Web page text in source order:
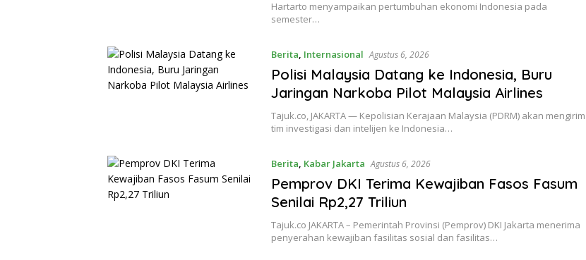
Hartarto menyampaikan pertumbuhan ekonomi Indonesia pada
semester…
Berita, Internasional Agustus 6, 2026
Polisi Malaysia Datang ke Indonesia, Buru
Jaringan Narkoba Pilot Malaysia Airlines
Tajuk.co, JAKARTA — Kepolisian Kerajaan Malaysia (PDRM) akan mengirim
tim investigasi dan intelijen ke Indonesia…
Berita, Kabar Jakarta Agustus 6, 2026
Pemprov DKI Terima Kewajiban Fasos Fasum
Senilai Rp2,27 Triliun
Tajuk.co JAKARTA – Pemerintah Provinsi (Pemprov) DKI Jakarta menerima
penyerahan kewajiban fasilitas sosial dan fasilitas…